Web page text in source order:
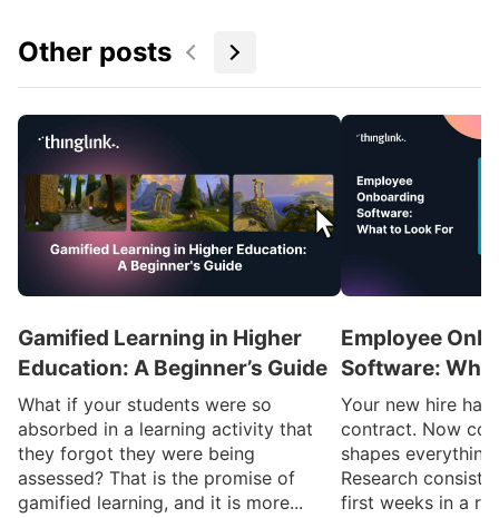
Other posts
Gamified Learning in Higher
Education: A Beginner’s Guide
What if your students were so
absorbed in a learning activity that
they forgot they were being
assessed? That is the promise of
gamified learning, and it is more...
Employee
Software:
Your new hire has
contract. Now
shapes
Research
first weeks in a